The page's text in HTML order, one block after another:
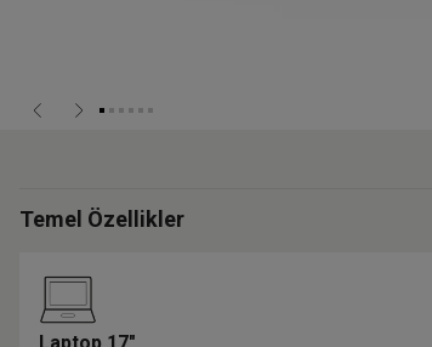
Temel Özellikler
Laptop 17"